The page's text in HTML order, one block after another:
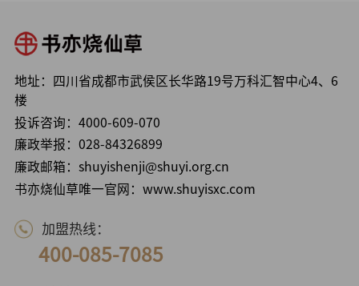
地址：四川省成都市武侯区长华路19号万科汇智中心4、6
楼
投诉咨询： 4000-609-070
廉政举报： 028-84326899
廉政邮箱：shuyishenji@shuyi.org.cn
书亦烧仙草唯一官网：www.shuyisxc.com
加盟热线：
400-085-7085